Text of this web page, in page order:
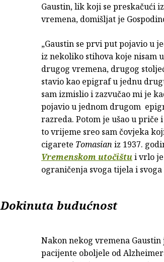
Gaustin, lik koji se preskačući
vremena, domišljat je
„Gaustin se prvi put pojavio u
iz nekoliko stihova koje nisam
drugog vremena, drugog
stavio kao epigraf u jednu
sam izmislio i zazvučao mi je
pojavio u jednom drugom
razreda. Potom je ušao u
to vrijeme sreo sam čovjeka
cigarete Tomasian iz 1937.
Vremenskom utočištui vrlo
ograničenja svoga tijela i
Dokinuta budućnost
Nakon nekog vremena
pacijente oboljele od